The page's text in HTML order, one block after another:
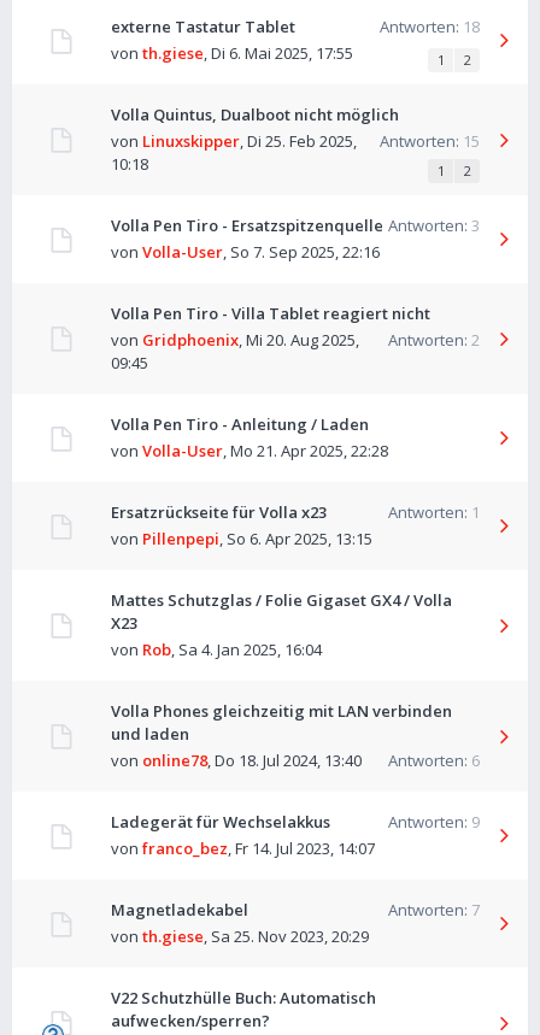
externe Tastatur Tablet Antworten: 18
von th.giese,Di 6. Mai 2025, 17:55 1 2
Volla Quintus, Dualboot nicht möglich
Antworten: 15
von Linuxskipper,Di 25. Feb 2025,
10:18
1 2
Volla Pen Tiro - Ersatzspitzenquelle Antworten: 3
von Volla-User, So 7. Sep 2025, 22:16
Volla Pen Tiro - Villa Tablet reagiert nicht
Antworten: 2
von Gridphoenix,Mi 20. Aug 2025,
09:45
Volla Pen Tiro - Anleitung / Laden
von Volla-User,Mo 21. Apr 2025, 22:28
Ersatzrückseite für Volla x23 Antworten: 1
von Pillenpepi, So 6. Apr 2025, 13:15
Mattes Schutzglas / Folie Gigaset GX4 / Volla
X23
von Rob, Sa 4. Jan 2025, 16:04
Volla Phones gleichzeitig mit LAN verbinden
und laden
Antworten: 6
von online78,Do 18. Jul 2024, 13:40
Ladegerät für Wechselakkus Antworten: 9
von franco_bez,Fr 14. Jul 2023, 14:07
Magnetladekabel Antworten: 7
von th.giese, Sa 25. Nov 2023, 20:29
V22 Schutzhülle Buch: Automatisch
aufwecken/sperren?